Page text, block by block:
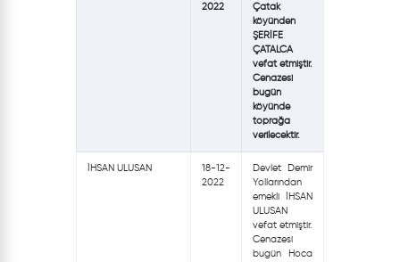
2022
Çatak
köyünden
ŞERİFE
ÇATALCA
vefat etmiştir.
Cenazesi
bugün
köyünde
toprağa
verilecektir.
İHSAN ULUSAN
18-12-
2022
Devlet Demir
Yollarından
emekli İHSAN
ULUSAN
vefat etmiştir.
Cenazesi
bugün Hoca